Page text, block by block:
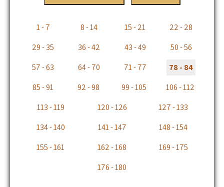
1 - 7 8 - 14 15 - 21
22 - 28
29 - 35
36 - 42 43 - 49
50 - 56
57 - 63
64 - 70 71 - 77
78 - 84
85 - 91
92 - 98 99 - 105
106 - 112
113 - 119
120 - 126
127 - 133
134 - 140
141 - 147
148 - 154
155 - 161
162 - 168
169 - 175
176 - 180